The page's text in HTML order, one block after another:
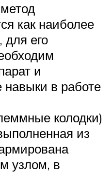
как наиболее
его
и
в работе
колодки)
из
узлом, в